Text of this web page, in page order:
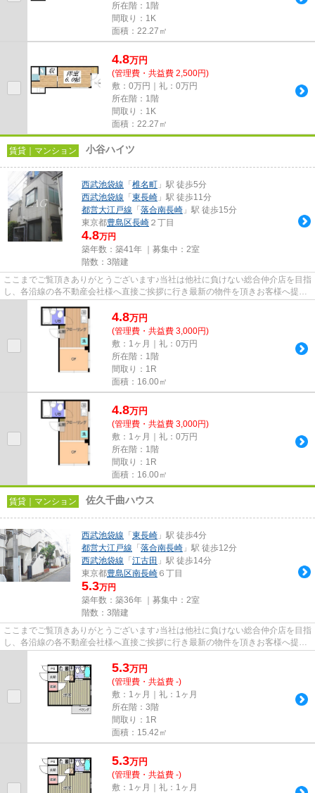
所在階：1階
間取り：1K
面積：22.27㎡
4.8万円
(管理費・共益費 2,500円)
敷：0万円｜礼：0万円
所在階：1階
間取り：1K
面積：22.27㎡
賃貸｜マンション 小谷ハイツ
西武池袋線 「 椎名町 」駅 徒歩5分
西武池袋線 「 東長崎 」駅 徒歩11分
都営大江戸線 「 落合南長崎 」駅 徒歩15分
東京都豊島区長崎 ２丁目
4.8万円
築年数：築41年 ｜募集中： 2室
階数：3階建
ここまでご覧頂きありがとうございます♪当社は他社に負けない総合仲介店を目指
し、各沿線の各不動産会社様へ直接ご挨拶に行き最新の物件を頂きお客様へ提供
4.8万円
(管理費・共益費 3,000円)
敷：1ヶ月｜礼：0万円
所在階：1階
間取り：1R
面積：16.00㎡
4.8万円
(管理費・共益費 3,000円)
敷：1ヶ月｜礼：0万円
所在階：1階
間取り：1R
面積：16.00㎡
賃貸｜マンション 佐久千曲ハウス
西武池袋線 「 東長崎 」駅 徒歩4分
都営大江戸線 「 落合南長崎 」駅 徒歩12分
西武池袋線 「 江古田 」駅 徒歩14分
東京都豊島区南長崎 ６丁目
5.3万円
築年数：築36年 ｜募集中： 2室
階数：3階建
ここまでご覧頂きありがとうございます♪当社は他社に負けない総合仲介店を目指
し、各沿線の各不動産会社様へ直接ご挨拶に行き最新の物件を頂きお客様へ提供
5.3万円
(管理費・共益費 -)
敷：1ヶ月｜礼：1ヶ月
所在階：3階
間取り：1R
面積：15.42㎡
5.3万円
(管理費・共益費 -)
敷：1ヶ月｜礼：1ヶ月